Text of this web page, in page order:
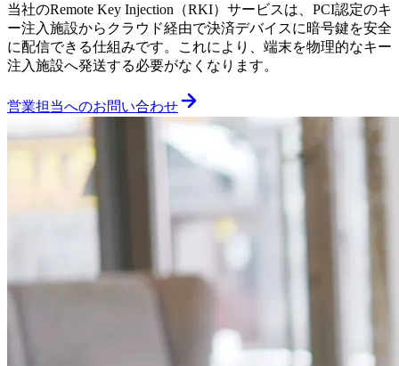
当社のRemote Key Injection（RKI）サービスは、PCI認定のキ
ー注入施設からクラウド経由で決済デバイスに暗号鍵を安全
に配信できる仕組みです。これにより、端末を物理的なキー
注入施設へ発送する必要がなくなります。
営業担当へのお問い合わせ